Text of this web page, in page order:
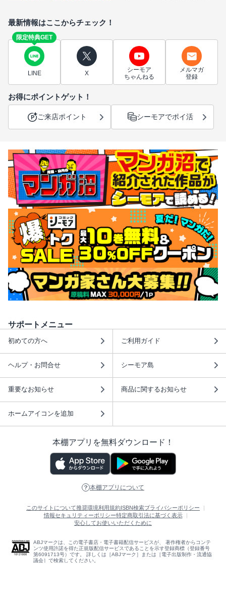
最新情報はここからチェック！
限定特典GET
LINE X
シーモア
ちゃんねる
メルマガ
登録
お得にポイントゲット！
ご来店ポイント シーモアでポイ活
サポートメニュー
初めての方へ ご利用ガイド
ヘルプ・お問合せ シーモア島
重要なお知らせ 商品に関するお知らせ
ホームアイコンを追加
本棚アプリを無料ダウンロード！
本棚アプリについて
このサイトについて推奨環境利用規約ISBN検索プライバシーポリシー
情報セキュリティーポリシー特定商取引法に基づく表示
安心してお使いいただくために
ABJマークは、この電子書店・電子書籍配信サービスが、 著作権者からコンテ
ンツ使用許諾を得た正規版配信サービスであることを示す登録商標（登録番号
第6091713号）です。 詳しくは［ABJマーク］または［電子出版制作・流通協
議会］で検索してください。